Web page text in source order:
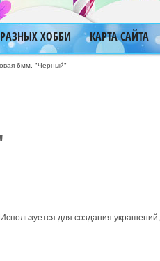
ХОББИ
КАРТА САЙТА
6мм. "Черный"
для создания украшений,